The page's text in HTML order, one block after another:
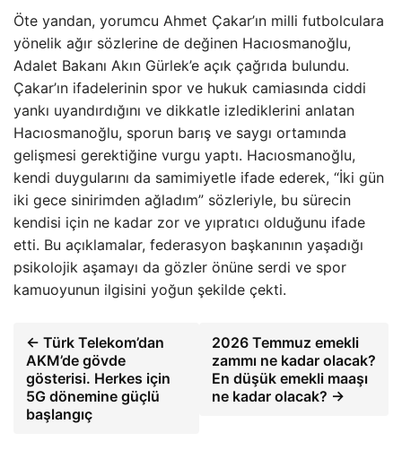
Öte yandan, yorumcu Ahmet Çakar’ın milli futbolculara
yönelik ağır sözlerine de değinen Hacıosmanoğlu,
Adalet Bakanı Akın Gürlek’e açık çağrıda bulundu.
Çakar’ın ifadelerinin spor ve hukuk camiasında ciddi
yankı uyandırdığını ve dikkatle izlediklerini anlatan
Hacıosmanoğlu, sporun barış ve saygı ortamında
gelişmesi gerektiğine vurgu yaptı. Hacıosmanoğlu,
kendi duygularını da samimiyetle ifade ederek, “İki gün
iki gece sinirimden ağladım” sözleriyle, bu sürecin
kendisi için ne kadar zor ve yıpratıcı olduğunu ifade
etti. Bu açıklamalar, federasyon başkanının yaşadığı
psikolojik aşamayı da gözler önüne serdi ve spor
kamuoyunun ilgisini yoğun şekilde çekti.
← Türk Telekom’dan
AKM’de gövde
gösterisi. Herkes için
5G dönemine güçlü
başlangıç
2026 Temmuz emekli
zammı ne kadar olacak?
En düşük emekli maaşı
ne kadar olacak? →